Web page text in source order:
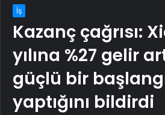
İş
Kazanç çağrısı:
yılına %27 gelir
güçlü bir
yaptığını bildirdi